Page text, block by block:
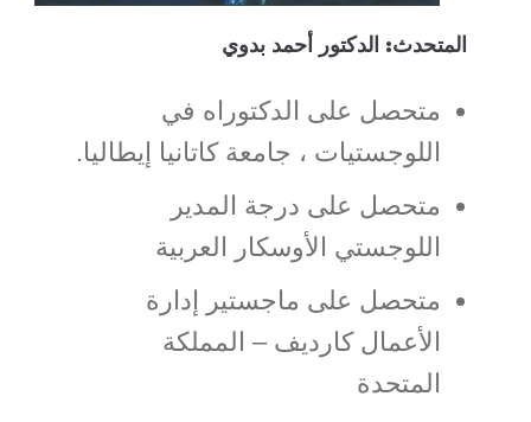
المتحدث: الدكتور أحمد بدوي
متحصل على الدكتوراه في
اللوجستيات ، جامعة كاتانيا إيطاليا.
متحصل على درجة المدير
اللوجستي الأوسكار العربية
متحصل على ماجستير إدارة
الأعمال كارديف – المملكة
المتحدة